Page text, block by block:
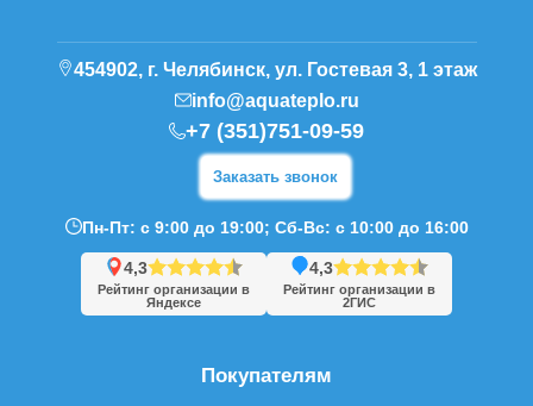
Покупателям
454902, г. Челябинск, ул. Гостевая 3, 1 этаж
info@aquateplo.ru
+7 (351)751-09-59
Заказать звонок
Пн-Пт: с 9:00 до 19:00; Сб-Вс: с 10:00 до 16:00
4,3
Рейтинг организации в
Яндексе
4,3
Рейтинг организации в
2ГИС